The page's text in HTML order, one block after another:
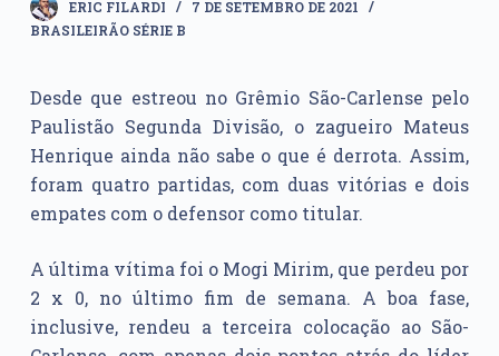
ERIC FILARDI
7 DE SETEMBRO DE 2021
BRASILEIRÃO SÉRIE B
Desde que estreou no Grêmio São-Carlense pelo
Paulistão Segunda Divisão, o zagueiro Mateus
Henrique ainda não sabe o que é derrota. Assim,
foram quatro partidas, com duas vitórias e dois
empates com o defensor como titular.
A última vítima foi o Mogi Mirim, que perdeu por
2 x 0, no último fim de semana. A boa fase,
inclusive, rendeu a terceira colocação ao São-